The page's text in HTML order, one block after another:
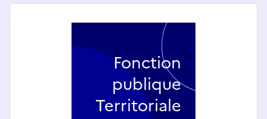
Fonction
publique
Territoriale